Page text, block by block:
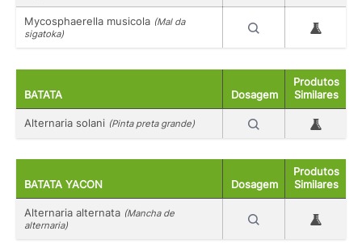
Mycosphaerella musicola (Mal da
sigatoka)
BATATA Dosagem
Produtos
Similares
Alternaria solani (Pinta preta grande)
BATATA YACON Dosagem
Produtos
Similares
Alternaria alternata (Mancha de
alternaria)